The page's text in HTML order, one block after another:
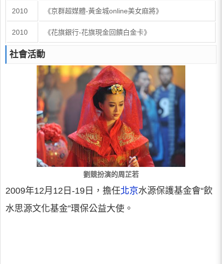
​2010 ​《京群超媒體-黃金城online美女麻將》
​2010 ​《花旗銀行-花旗現金回饋白金卡》
社會活動
劉競扮演的周芷若
2009年12月12日-19日，擔任北京水源保護基金會“飲
水思源文化基金”環保公益大使。